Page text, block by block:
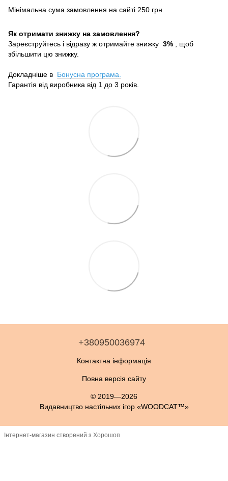
Мінімальна сума замовлення на сайті 250 грн
Як отримати знижку на замовлення?
Зареєструйтесь і відразу ж отримайте знижку 3% , щоб
збільшити цю знижку.
Докладніше в Бонусна програма.
Гарантія від виробника від 1 до 3 років.
+380950036974
Контактна інформація
Повна версія сайту
© 2019—2026
Видавництво настільних ігор «WOODCAT™»
Інтернет-магазин створений з Хорошоп